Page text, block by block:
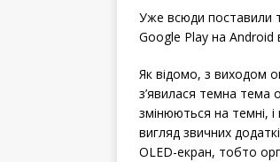
Уже всюди поставили
Google Play на Android
Як відомо, з виходом
з’явилася темна тема
змінюються на темні,
вигляд звичних
OLED-екран, тобто